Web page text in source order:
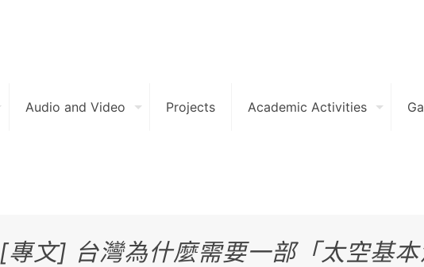
Audio and Video Projects Academic Activities
[專文] 台灣為什麼需要一部「太空基本